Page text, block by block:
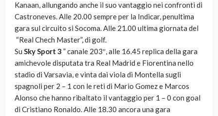
Kanaan, allungando anche il suo vantaggio nei confronti di
Castroneves. Alle 20.00 sempre per la Indicar, penultima
gara sul circuito si Socoma. Alle 21.00 ultima giornata del
“Real Chech Master”, di golf.
Su Sky Sport 3 ” canale 203″, alle 16.45 replica della gara
amichevole disputata tra Real Madrid e Fiorentina nello
stadio di Varsavia, e vinta dai viola di Montella sugli
spagnoli per 2 – 1 con le reti di Mario Gomez e Marcos
Alonso che hanno ribaltato il vantaggio per 1 – 0 con goal
di Cristiano Ronaldo. Alle 18.30 ancora una gara